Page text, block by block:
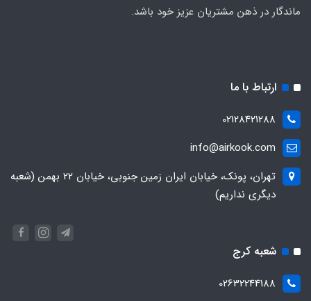
ماندگار در ذهن مشتریان عزیز خود باشد.
ارتباط با ما
02128421288
info@airkook.com
تهران، پونک، خیابان ایران زمین جنوبی، خیابان 22 بهمن (شعبه
دیگری نداریم)
شعبه کرج
02632244188